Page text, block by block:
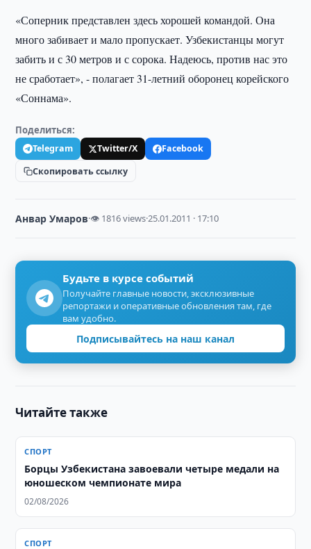
«Соперник представлен здесь хорошей командой. Она
много забивает и мало пропускает. Узбекистанцы могут
забить и с 30 метров и с сорока. Надеюсь, против нас это
не сработает», - полагает 31-летний оборонец корейского
«Соннама».
Поделиться:
Telegram Twitter/X
Facebook
Скопировать ссылку
Анвар Умаров·👁 1816 views·25.01.2011 · 17:10
Будьте в курсе событий
Получайте главные новости, эксклюзивные
репортажи и оперативные обновления там, где
вам удобно.
Подписывайтесь на наш канал
Читайте также
СПОРТ
Борцы Узбекистана завоевали четыре медали на
юношеском чемпионате мира
02/08/2026
СПОРТ